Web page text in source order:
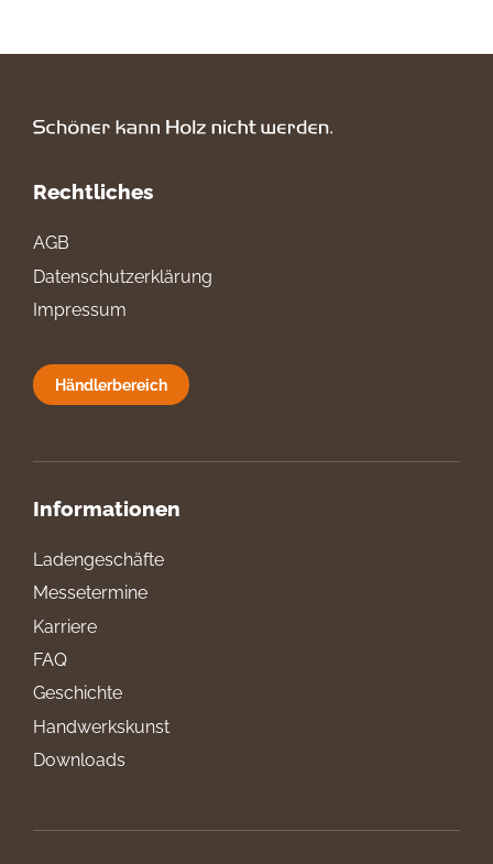
Rechtliches
AGB
Datenschutzerklärung
Impressum
Händlerbereich
Informationen
Ladengeschäfte
Messetermine
Karriere
FAQ
Geschichte
Handwerkskunst
Downloads